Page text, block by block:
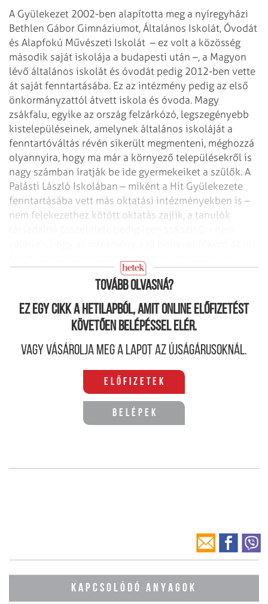
A Gyülekezet 2002-ben alapította meg a nyíregyházi
Bethlen Gábor Gimnáziumot, Általános Iskolát, Óvodát
és Alapfokú Művészeti Iskolát – ez volt a közösség
második saját iskolája a budapesti után –, a Magyon
lévő általános iskolát és óvodát pedig 2012-ben vette
át saját fenntartásába. Ez az intézmény pedig az első
önkormányzattól átvett iskola és óvoda. Magy
zsákfalu, egyike az ország felzárkózó, legszegényebb
kistelepüléseinek, amelynek általános iskoláját a
fenntartóváltás révén sikerült megmenteni, méghozzá
olyannyira, hogy ma már a környező településekről is
nagy számban íratják be ide gyermekeiket a szülők. A
Palásti László Iskolában – miként a Hit Gyülekezete
fenntartásába vett más oktatási intézményekben is –
nem felekezethez kötött oktatás zajlik, a tanulók
sikeres integrált oktatásnak köszönheti.
Tovább olvasná?
Ez egy cikk a hetilapból, amit online előfizetést
követően belépéssel elér.
Vagy vásárolja meg a lapot az újságárusoknál.
Előfizetek
Belépek
KAPCSOLÓDÓ ANYAGOK